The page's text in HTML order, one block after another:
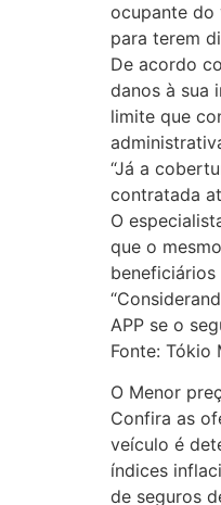
ocupante do
para terem
De acordo
danos à sua
limite que
“Já a
contratada
O
que o
APP se o
Fonte: Tókio
O Menor
Confira as
veículo é
índices
de seguros